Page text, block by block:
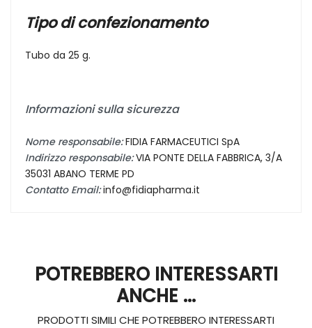
Tipo di confezionamento
Tubo da 25 g.
Informazioni sulla sicurezza
Nome responsabile:FIDIA FARMACEUTICI SpA
Indirizzo responsabile:VIA PONTE DELLA FABBRICA, 3/A
35031 ABANO TERME PD
Contatto Email:info@fidiapharma.it
POTREBBERO INTERESSARTI
ANCHE ...
PRODOTTI SIMILI CHE POTREBBERO INTERESSARTI